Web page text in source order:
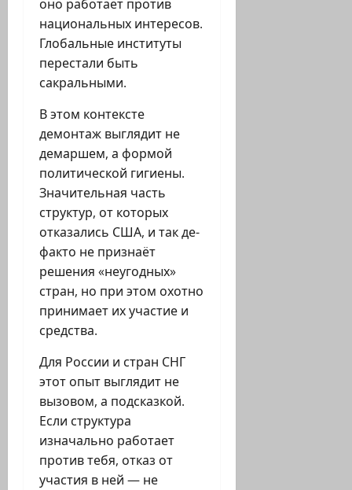
оно работает против
национальных интересов.
Глобальные институты
перестали быть
сакральными.
В этом контексте
демонтаж выглядит не
демаршем, а формой
политической гигиены.
Значительная часть
структур, от которых
отказались США, и так де-
факто не признаёт
решения «неугодных»
стран, но при этом охотно
принимает их участие и
средства.
Для России и стран СНГ
этот опыт выглядит не
вызовом, а подсказкой.
Если структура
изначально работает
против тебя, отказ от
участия в ней — не